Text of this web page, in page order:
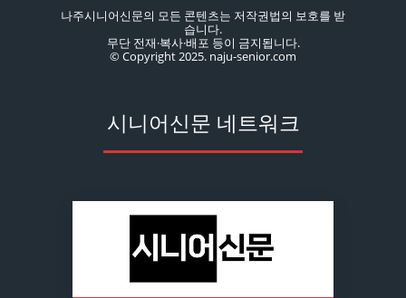
나주시니어신문의 모든 콘텐츠는 저작권법의 보호를 받
습니다.
무단 전재·복사·배포 등이 금지됩니다.
© Copyright 2025. naju-senior.com
시니어신문 네트워크